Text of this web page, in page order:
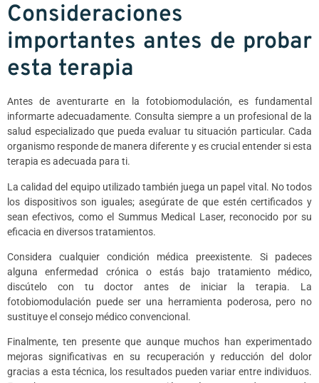
Consideraciones
importantes antes de probar
esta terapia
Antes de aventurarte en la fotobiomodulación, es fundamental
informarte adecuadamente. Consulta siempre a un profesional de la
salud especializado que pueda evaluar tu situación particular. Cada
organismo responde de manera diferente y es crucial entender si esta
terapia es adecuada para ti.
La calidad del equipo utilizado también juega un papel vital. No todos
los dispositivos son iguales; asegúrate de que estén certificados y
sean efectivos, como el Summus Medical Laser, reconocido por su
eficacia en diversos tratamientos.
Considera cualquier condición médica preexistente. Si padeces
alguna enfermedad crónica o estás bajo tratamiento médico,
discútelo con tu doctor antes de iniciar la terapia. La
fotobiomodulación puede ser una herramienta poderosa, pero no
sustituye el consejo médico convencional.
Finalmente, ten presente que aunque muchos han experimentado
mejoras significativas en su recuperación y reducción del dolor
gracias a esta técnica, los resultados pueden variar entre individuos.